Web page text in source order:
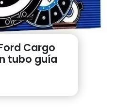
Cargo
tubo guía